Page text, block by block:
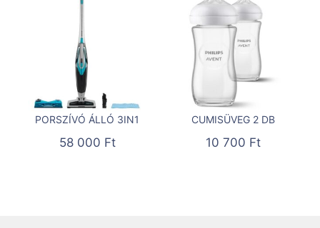
PORSZÍVÓ ÁLLÓ 3IN1
58 000 Ft
CUMISÜVEG 2 DB
10 700 Ft